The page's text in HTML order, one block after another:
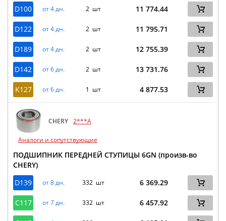
D100 от 4 дн. 2 шт 11 774.44
D122 от 4 дн. 2 шт 11 795.71
D189 от 4 дн. 2 шт 12 755.39
D142 от 6 дн. 2 шт 13 731.76
K127 от 6 дн. 1 шт 4 877.53
CHERY 2***A
Аналоги и сопутствующие
ПОДШИПНИК ПЕРЕДНЕЙ СТУПИЦЫ 6GN (произв-во
CHERY)
D139
от 8 дн. 332 шт 6 369.29
C117 от 7 дн. 332 шт 6 457.92